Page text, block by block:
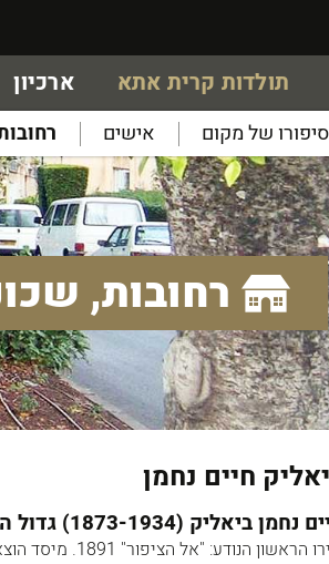
תולדות קרית אתא
סיפורו של מקום אישים
ארכיון
רחובות,
חיים נחמן
ביאליק (1873-1934) גדול המשוררים העבריים בתקופת התחיה העברית.
שירו הראשון